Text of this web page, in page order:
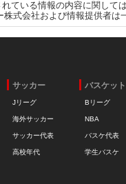
ている情報の内容に関し
式会社および情報提供者は
サッカー
Jリーグ
海外サッカー
サッカー代表
高校年代
バスケット
Bリーグ
NBA
バスケ代表
学生バスケ